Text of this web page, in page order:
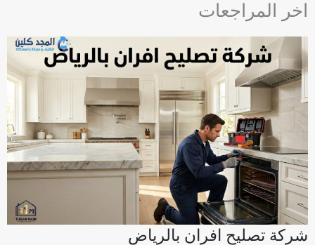
-
s
q
u
a
r
e
o
o
k
اخر المراجعات
شركة تصليح افران بالرياض